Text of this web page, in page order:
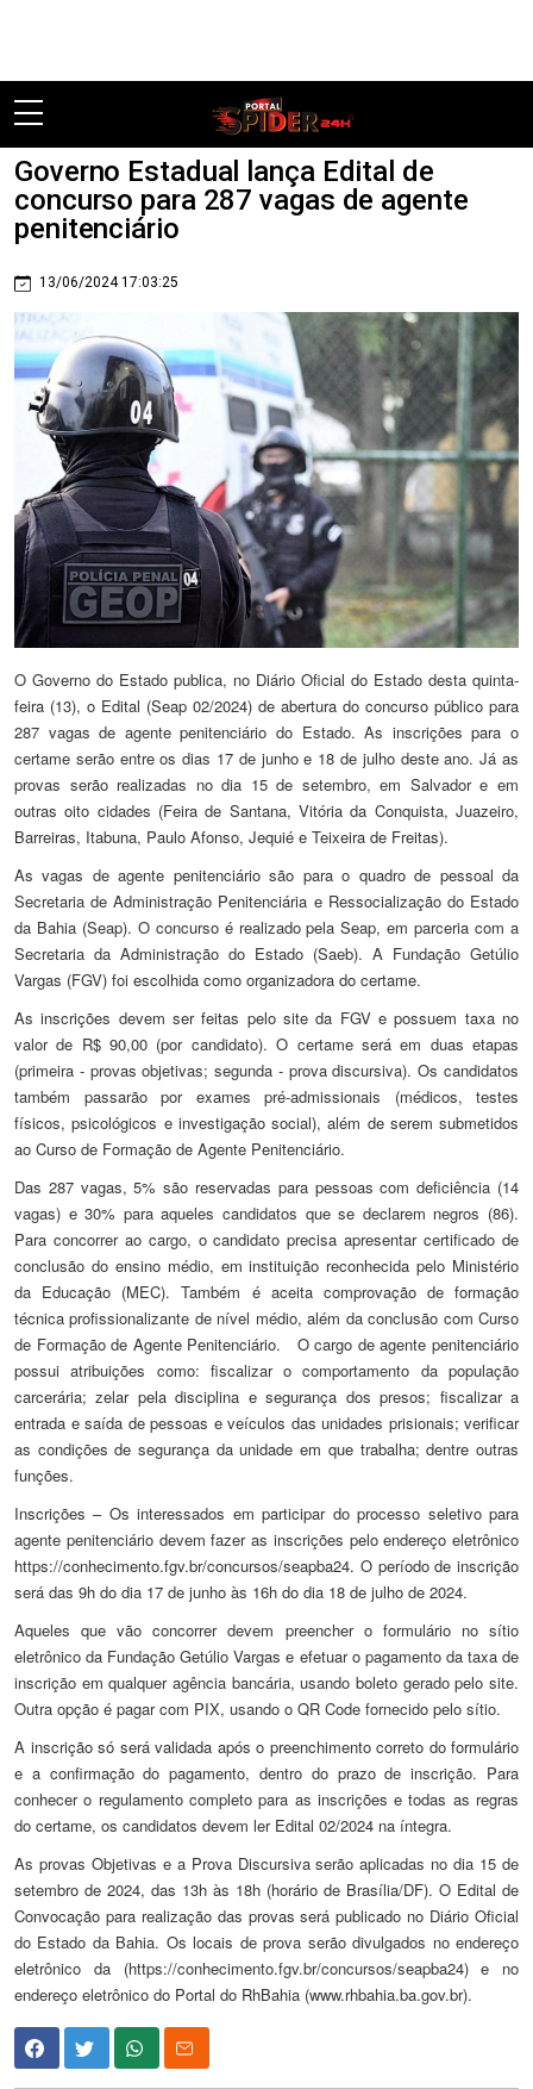
Governo Estadual lança Edital de
concurso para 287 vagas de agente
penitenciário
13/06/2024 17:03:25
O Governo do Estado publica, no Diário Oficial do Estado desta quinta-
feira (13), o Edital (Seap 02/2024) de abertura do concurso público para
287 vagas de agente penitenciário do Estado. As inscrições para o
certame serão entre os dias 17 de junho e 18 de julho deste ano. Já as
provas serão realizadas no dia 15 de setembro, em Salvador e em
outras oito cidades (Feira de Santana, Vitória da Conquista, Juazeiro,
Barreiras, Itabuna, Paulo Afonso, Jequié e Teixeira de Freitas).
As vagas de agente penitenciário são para o quadro de pessoal da
Secretaria de Administração Penitenciária e Ressocialização do Estado
da Bahia (Seap). O concurso é realizado pela Seap, em parceria com a
Secretaria da Administração do Estado (Saeb). A Fundação Getúlio
Vargas (FGV) foi escolhida como organizadora do certame.
As inscrições devem ser feitas pelo site da FGV e possuem taxa no
valor de R$ 90,00 (por candidato). O certame será em duas etapas
(primeira - provas objetivas; segunda - prova discursiva). Os candidatos
também passarão por exames pré-admissionais (médicos, testes
físicos, psicológicos e investigação social), além de serem submetidos
ao Curso de Formação de Agente Penitenciário.
Das 287 vagas, 5% são reservadas para pessoas com deficiência (14
vagas) e 30% para aqueles candidatos que se declarem negros (86).
Para concorrer ao cargo, o candidato precisa apresentar certificado de
conclusão do ensino médio, em instituição reconhecida pelo Ministério
da Educação (MEC). Também é aceita comprovação de formação
técnica profissionalizante de nível médio, além da conclusão com Curso
de Formação de Agente Penitenciário. O cargo de agente penitenciário
possui atribuições como: fiscalizar o comportamento da população
carcerária; zelar pela disciplina e segurança dos presos; fiscalizar a
entrada e saída de pessoas e veículos das unidades prisionais; verificar
as condições de segurança da unidade em que trabalha; dentre outras
funções.
Inscrições – Os interessados em participar do processo seletivo para
agente penitenciário devem fazer as inscrições pelo endereço eletrônico
https://conhecimento.fgv.br/concursos/seapba24. O período de inscrição
será das 9h do dia 17 de junho às 16h do dia 18 de julho de 2024.
Aqueles que vão concorrer devem preencher o formulário no sítio
eletrônico da Fundação Getúlio Vargas e efetuar o pagamento da taxa de
inscrição em qualquer agência bancária, usando boleto gerado pelo site.
Outra opção é pagar com PIX, usando o QR Code fornecido pelo sítio.
A inscrição só será validada após o preenchimento correto do formulário
e a confirmação do pagamento, dentro do prazo de inscrição. Para
conhecer o regulamento completo para as inscrições e todas as regras
do certame, os candidatos devem ler Edital 02/2024 na íntegra.
As provas Objetivas e a Prova Discursiva serão aplicadas no dia 15 de
setembro de 2024, das 13h às 18h (horário de Brasília/DF). O Edital de
Convocação para realização das provas será publicado no Diário Oficial
do Estado da Bahia. Os locais de prova serão divulgados no endereço
eletrônico da (https://conhecimento.fgv.br/concursos/seapba24) e no
endereço eletrônico do Portal do RhBahia (www.rhbahia.ba.gov.br).